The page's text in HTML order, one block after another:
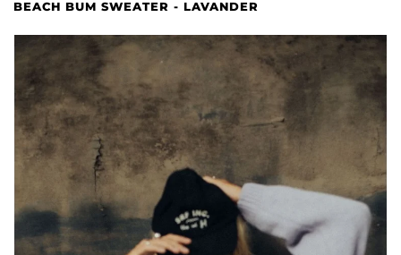
BEACH BUM SWEATER - LAVANDER